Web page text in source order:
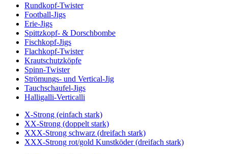
Rundkopf-Twister
Football-Jigs
Erie-Jigs
Spittzkopf- & Dorschbombe
Fischkopf-Jigs
Flachkopf-Twister
Krautschutzköpfe
Spinn-Twister
Strömungs- und Vertical-Jig
Tauchschaufel-Jigs
Halligalli-Verticalli
X-Strong (einfach stark)
XX-Strong (doppelt stark)
XXX-Strong schwarz (dreifach stark)
XXX-Strong rot/gold Kunstköder (dreifach stark)